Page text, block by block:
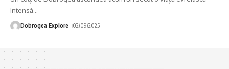
intensă…
Dobrogea Explore 02/09/2025